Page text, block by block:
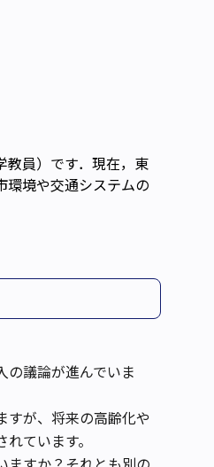
教員）です．現在，東
環境や交通システムの
の議論が進んでいま
すが、将来の高齢化や
ています。